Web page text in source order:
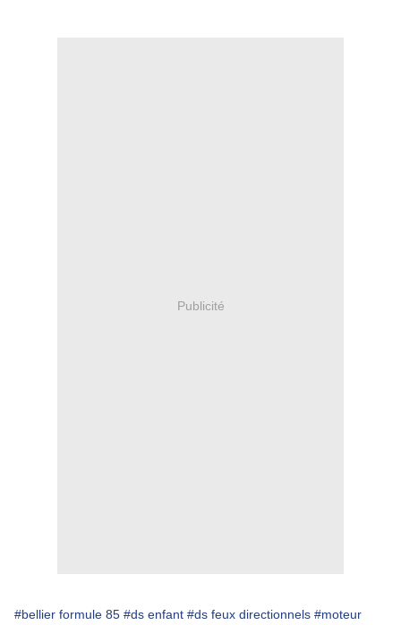
Publicité
#bellier formule 85 #ds enfant #ds feux directionnels #moteur